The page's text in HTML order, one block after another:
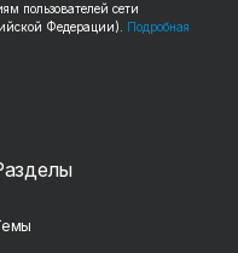
пользователей сети
Федерации). Подробная